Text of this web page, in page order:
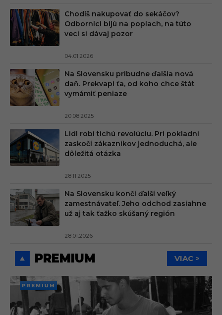
Chodíš nakupovať do sekáčov?
Odborníci bijú na poplach, na túto
veci si dávaj pozor
04.01.2026
Na Slovensku pribudne ďalšia nová
daň. Prekvapí ťa, od koho chce štát
vymámiť peniaze
20.08.2025
Lidl robí tichú revolúciu. Pri pokladni
zaskočí zákazníkov jednoduchá, ale
dôležitá otázka
28.11.2025
Na Slovensku končí ďalší veľký
zamestnávateľ. Jeho odchod zasiahne
už aj tak ťažko skúšaný región
28.01.2026
PREMIUM VIAC >
PREMI
UM